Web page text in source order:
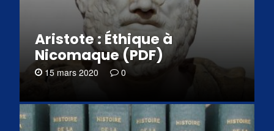
Aristote : Éthique à
Nicomaque (PDF)
15 mars 2020 0